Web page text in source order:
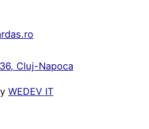
Cluj-Napoca
WEDEV IT